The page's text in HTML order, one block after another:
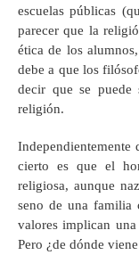
escuelas públicas
parecer que la
ética de los
debe a que los
decir que se puede
religión.
Independientemente
cierto es que el
religiosa, aunque
seno de una familia
valores implican
Pero ¿de dónde